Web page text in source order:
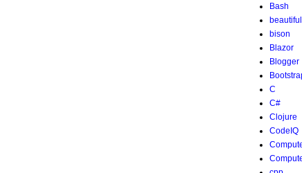
ス カラー
Bash
bison
Blazor
Blogger
C
C#
Clojure
CodeIQ